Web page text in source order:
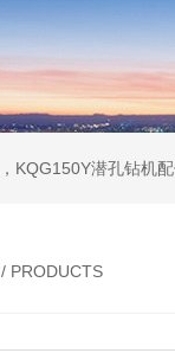
/ PRODUCTS